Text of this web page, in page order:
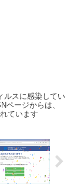
ルスに感染してい
ージからは、
ています